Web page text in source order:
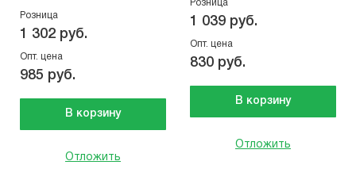
Розница
1 302 руб.
Опт. цена
985 руб.
В корзину
Отложить
Розница
1 039 руб.
Опт. цена
830 руб.
В корзину
Отложить